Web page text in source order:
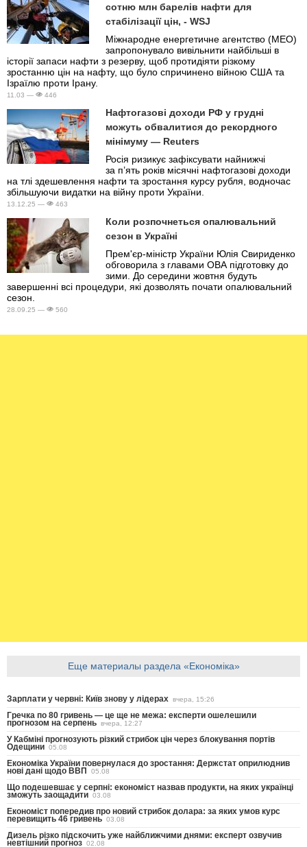
сотню млн барелів нафти для
стабілізації цін, - WSJ
Міжнародне енергетичне агентство (МЕО)
запропонувало вивільнити найбільші в
історії запаси нафти з резерву, щоб протидіяти різкому
зростанню цін на нафту, що було спричинено війною США та
Ізраїлю проти Ірану.
11.03 — 446
Нафтогазові доходи РФ у грудні
можуть обвалитися до рекордного
мінімуму — Reuters
Росія ризикує зафіксувати найнижчі
за п’ять років місячні нафтогазові доходи
на тлі здешевлення нафти та зростання курсу рубля, водночас
збільшуючи видатки на війну проти України.
13.12.25 — 463
Коли розпочнеться опалювальний
сезон в Україні
Прем'єр-міністр України Юлія Свириденко
обговорила з главами ОВА підготовку до
зими. До середини жовтня будуть
завершенні всі процедури, які дозволять почати опалювальний
сезон.
28.09.25 — 560
Еще материалы раздела «Економіка»
Зарплати у червні: Київ знову у лідерах вчера, 15:26
Гречка по 80 гривень — це ще не межа: експерти ошелешили
прогнозом на серпень вчера, 12:27
У Кабміні прогнозують різкий стрибок цін через блокування портів
Одещини 05.08
Економіка України повернулася до зростання: Держстат оприлюднив
нові дані щодо ВВП 05.08
Що подешевшає у серпні: економіст назвав продукти, на яких українці
зможуть заощадити 03.08
Економіст попередив про новий стрибок долара: за яких умов курс
перевищить 46 гривень 03.08
Дизель різко підскочить уже найближчими днями: експерт озвучив
невтішний прогноз 02.08